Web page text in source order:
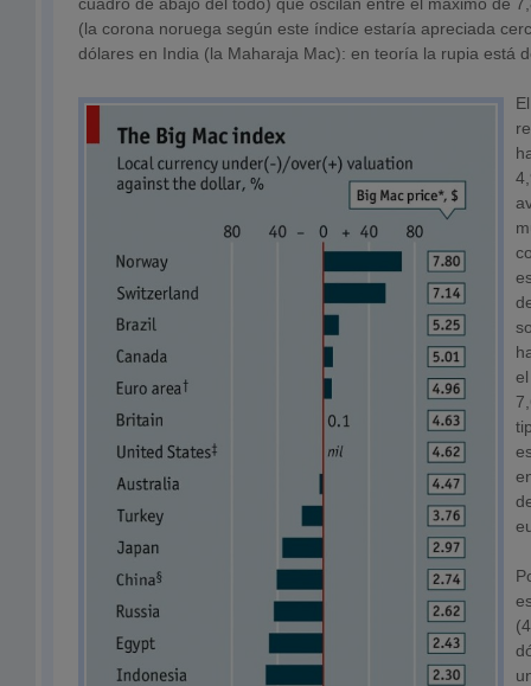
(la corona noruega según este índice estaría apreciada
dólares en India (la Maharaja Mac): en teoría la rupia está